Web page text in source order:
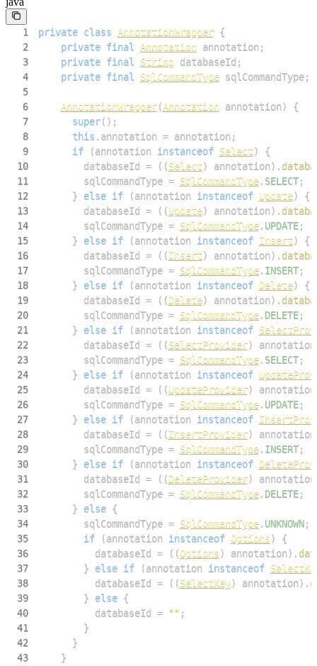
1 private class AnnotationWrapper {
2
private final Annotation annotation ;
3
private final String databaseId ;
4
private final SqlCommandType sqlCommandType;
5
6
AnnotationWrapper(Annotation annotation)
{
7
super( ) ;
8
this . annotation = annotation ;
9
if (annotation instanceof Select)
{
10
        databaseId
= ( (Select) annotation) .
11
        sqlCommandType
= SqlCommandType. SELECT;
12
} else if (annotation instanceof Update)
{
13
        databaseId
= ( (Update) annotation) .
14
        sqlCommandType
= SqlCommandType. UPDATE;
15
} else if (annotation instanceof Insert)
{
16
        databaseId
= ( (Insert) annotation) .
17
        sqlCommandType
= SqlCommandType. INSERT;
18
} else if (annotation instanceof Delete)
{
19
        databaseId
= ( (Delete) annotation) .
20
        sqlCommandType
= SqlCommandType. DELETE;
21
} else if (annotation instanceof
22
        databaseId
= ( (SelectProvider) annotation
23
        sqlCommandType
= SqlCommandType. SELECT;
24
} else if (annotation instanceof
25
        databaseId
= ( (UpdateProvider) annotation
26
        sqlCommandType
= SqlCommandType. UPDATE;
27
} else if (annotation instanceof
28
        databaseId
= ( (InsertProvider) annotation
29
        sqlCommandType
= SqlCommandType. INSERT;
30
} else if (annotation instanceof
31
        databaseId
= ( (DeleteProvider) annotation
32
        sqlCommandType
= SqlCommandType. DELETE;
33
} else {
34
        sqlCommandType
= SqlCommandType. UNKNOWN;
35
if (annotation instanceof Options)
{
36
          databaseId
= ( (Options) annotation) .
37
} else if (annotation instanceof
38
          databaseId
= ( (SelectKey) annotation) .
39
} else {
40
          databaseId
= "" ;
41
}
42
}
43
}